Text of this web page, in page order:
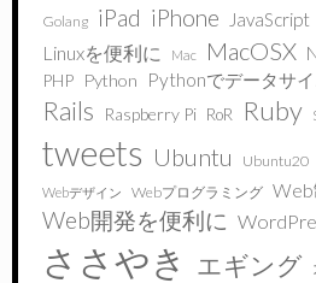
Golang iPad iPhone JavaScript
Linuxを便利に Mac MacOSX
PHP Python Pythonでデータサ
Rails Raspberry Pi RoR Ruby
tweets Ubuntu Ubuntu20
Webデザイン Webプログラミング
Web開発を便利に
ささやき エギング